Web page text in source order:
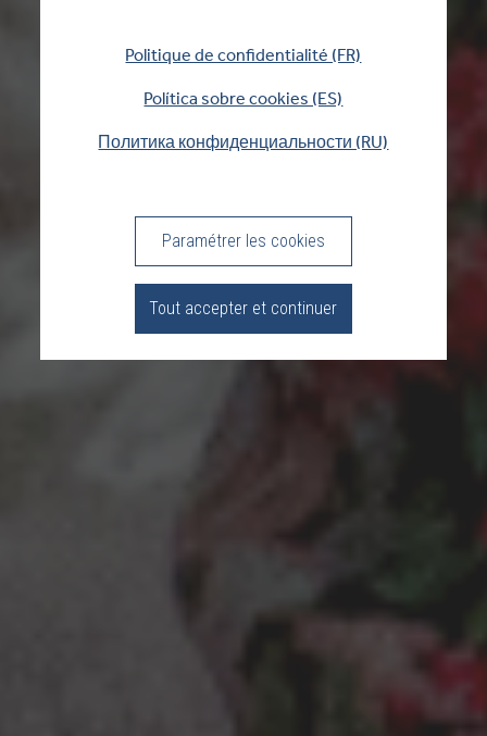
Politique de confidentialité (FR)
Política sobre cookies (ES)
Политика конфиденциальности (RU)
Paramétrer les cookies
Tout accepter et continuer